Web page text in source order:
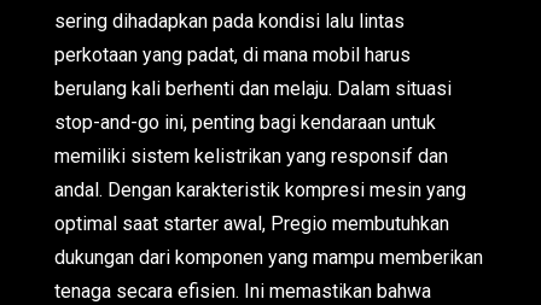
sering dihadapkan pada kondisi lalu lintas
perkotaan yang padat, di mana mobil harus
berulang kali berhenti dan melaju. Dalam situasi
stop-and-go ini, penting bagi kendaraan untuk
memiliki sistem kelistrikan yang responsif dan
andal. Dengan karakteristik kompresi mesin yang
optimal saat starter awal, Pregio membutuhkan
dukungan dari komponen yang mampu memberikan
tenaga secara efisien. Ini memastikan bahwa